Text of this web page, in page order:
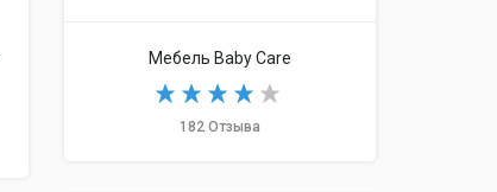
Мебель Baby Care
182 Отзыва